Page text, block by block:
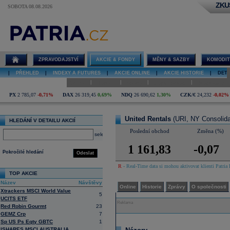
SOBOTA 08.08.2026
United Rentals
ZPRAVODAJSTVÍ AKCIE & FONDY MĚNY & SAZBY
PŘEHLED INDEXY A FUTURES AKCIE ONLINE AKCIE HISTORIE
PX 2 785,07 -0,71% DAX 26 319,45 0,69% NDQ 26 690,62 1,30% CZK/€ 24,232 -0,02%
HLEDÁNÍ V DETAILU AKCIÍ
select
Odeslat
Pokročilé hledání
TOP AKCIE
Název
Návštěvy
Xtrackers MSCI World Value
UCITS ETF
5
Red Robin Gourmt
23
GEMZ Crp
7
Sp US Ps Eqty GBTC
1
United Rentals (URI, NY
Poslední obchod Změna (%)
1 161,83 -0,07
R - Real-Time data si mohou aktivovat klienti
Online Historie Zprávy O společnosti
Reklama